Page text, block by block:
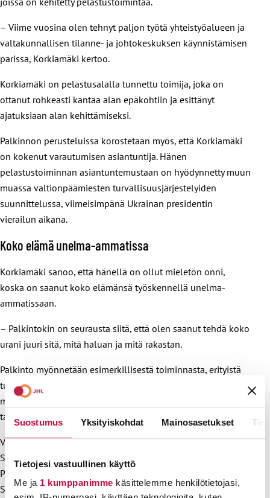
Suostumus Yksityiskohdat Mainosasetukset
Tietojesi vastuullinen käyttö
Me ja 1 kumppanimme käsittelemme henkilötietojasi,
– Viime vuosina olen tehnyt paljon työtä yhteistyöalueen ja
valtakunnallisen tilanne- ja johtokeskuksen käynnistämisen
parissa, Korkiamäki kertoo.
Korkiamäki on pelastusalalla tunnettu toimija, joka on
ottanut rohkeasti kantaa alan epäkohtiin ja esittänyt
ajatuksiaan alan kehittämiseksi.
Palkinnon perusteluissa korostetaan myös, että Korkiamäki
on kokenut varautumisen asiantuntija. Hänen
pelastustoiminnan asiantuntemustaan on hyödynnetty muun
muassa valtionpäämiesten turvallisuusjärjestelyiden
suunnittelussa, viimeisimpänä Ukrainan presidentin
vierailun aikana.
Koko elämä unelma-ammatissa
Korkiamäki sanoo, että hänellä on ollut mieletön onni,
koska on saanut koko elämänsä työskennellä unelma-
ammatissaan.
– Palkintokin on seurausta siitä, että olen saanut tehdä koko
urani juuri sitä, mitä haluan ja mitä rakastan.
Palkinto myönnetään esimerkillisestä toiminnasta, erityistä
tunnustusta ansaitsevan pelastustehtävän suorituksesta tai
muusta teosta, joka kohottaa pelastusalan, pelastuslaitosten
tai palokuntien arvostusta.
Valinnan tekee vuosittain toimikunta, johon kuuluu edustaja
Suomen Pelastusalan Keskusjärjestöstä, Suomen
Palopäällystöliitosta, Suomen pelastusalan ammattilaisista,
Suomen Sopimuspalokuntien Liitosta sekä ammattiliitto